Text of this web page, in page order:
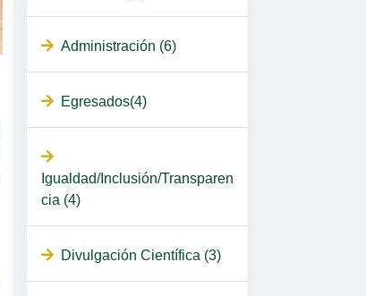
Administración (6)
Egresados(4)
Igualdad/Inclusión/Transparen
cia (4)
Divulgación Científica (3)